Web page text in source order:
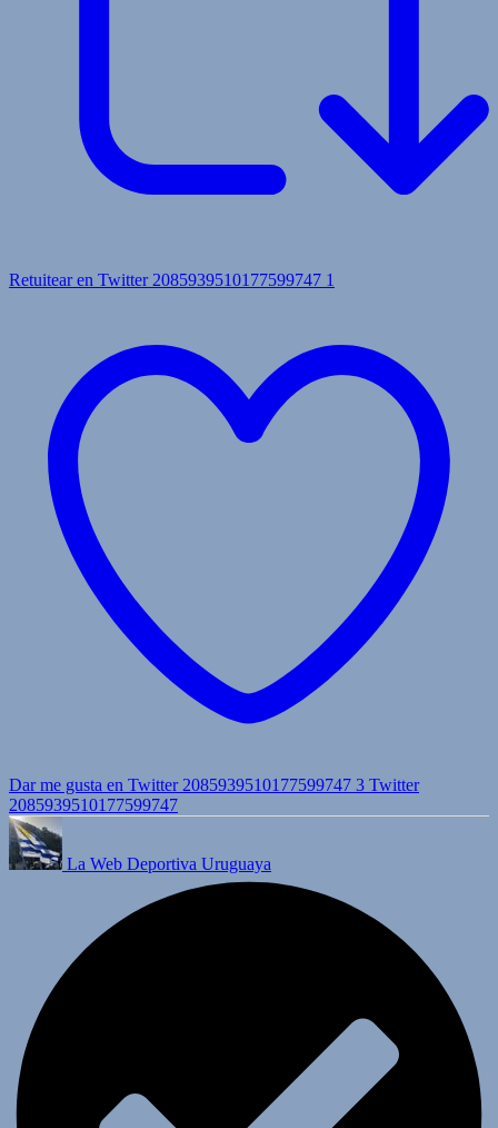
Retuitear en Twitter 2085939510177599747 1
Dar me gusta en Twitter 2085939510177599747 3 Twitter
2085939510177599747
La Web Deportiva Uruguaya